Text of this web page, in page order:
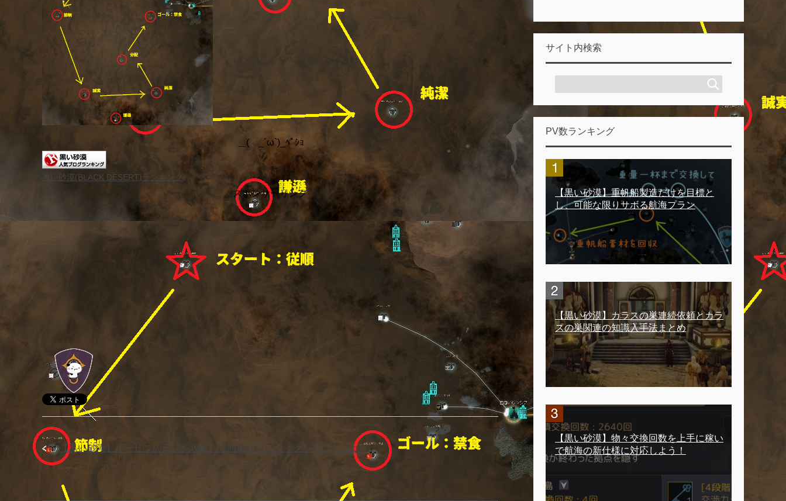
＿( _´ω`)_ﾍﾟｼｮ
黒い砂漠(BLACK DESERT)ランキング
スポンサーリンク
「 【黒い砂漠】ルービンの日誌を攻略して防御力とスタックを手に入れよう」
サイト内検索
PV数ランキング
【黒い砂漠】重帆船製造だけを目標と
し、可能な限りサボる航海プラン
【黒い砂漠】カラスの巣連続依頼とカラ
スの巣関連の知識入手法まとめ
【黒い砂漠】物々交換回数を上手に稼い
で航海の新仕様に対応しよう！